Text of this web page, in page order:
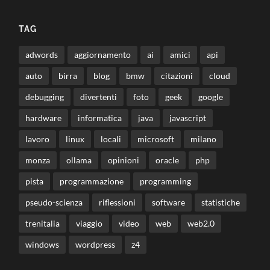
TAG
adwords aggiornamento ai amici api
auto birra blog bmw citazioni cloud
debugging divertenti foto geek google
hardware informatica java javascript
lavoro linux locali microsoft milano
monza ollama opinioni oracle php
pista programmazione programming
pseudo-scienza riflessioni software statistiche
trenitalia viaggio video web web2.0
windows wordpress z4